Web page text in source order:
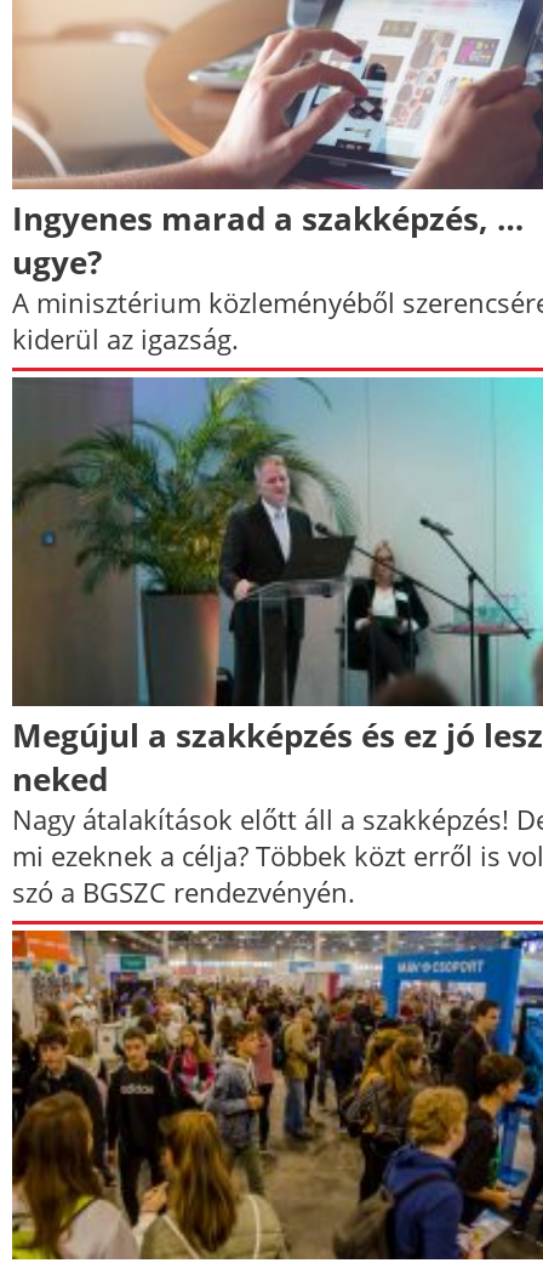
Ingyenes marad a szakképzés, …
ugye?
A minisztérium közleményéből
kiderül az igazság.
Megújul a szakképzés és ez jó lesz
neked
Nagy átalakítások előtt áll a szakképzés!
mi ezeknek a célja? Többek közt erről is
szó a BGSZC rendezvényén.